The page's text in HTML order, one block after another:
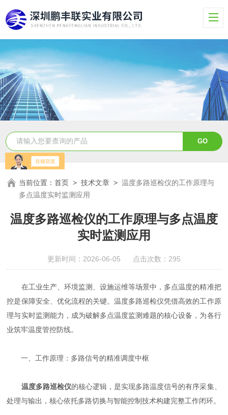
当前位置：首页 >技术文章 >温度多路巡检仪的工作原理与
多点温度实时监测应用
温度多路巡检仪的工作原理与多点温度
实时监测应用
更新时间：2026-06-05 点击次数：295
在工业生产、环境监测、设施运维等场景中，多点温度的精准把
控是保障安全、优化流程的关键。温度多路巡检仪凭借高效的工作原
理与实时监测能力，成为破解多点温度监测难题的核心设备，为各行
业筑牢温度管控防线。
一、工作原理：多路信号的精准调度中枢
温度多路巡检仪的核心逻辑，是实现多路温度信号的有序采集、
处理与输出，核心依托多路切换与智能控制技术构建完整工作闭环。